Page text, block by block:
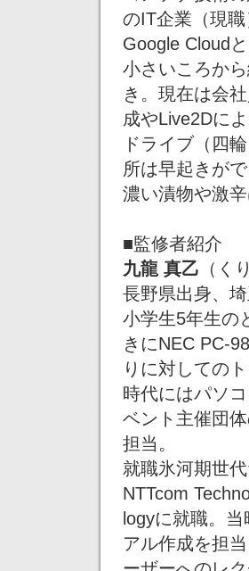
のIT企業（現
Google Cloud
小さいころか
き。現在は会
成やLive2Dに
ドライブ（四
所は早起きが
濃い漬物や激
■監修者紹介
九龍 真乙 （く
長野県出身、
小学生5年生の
きにNEC PC-
りに対しての
時代にはパソ
ベント主催団
担当。
就職氷河期世
NTTcom
logyに就職。
アル作成を担